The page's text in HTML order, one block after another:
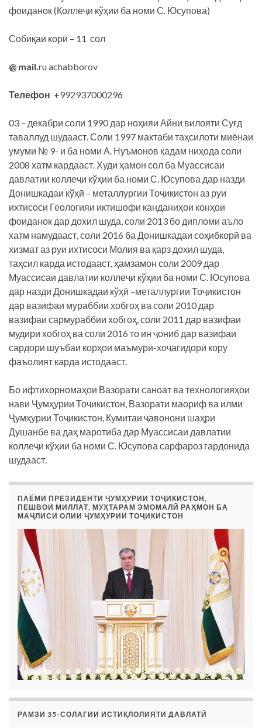
фоиданок (Коллеҷи кўҳии ба номи С. Юсупова)
Собиқаи корӣ – 11 сол
@ mail.ru achabborov
Телефон +992937000296
03 – декабри соли 1990 дар ноҳияи Айни вилояти Суғд
таваллуд шудааст. Соли 1997 мактаби таҳсилоти миёнаи
умуми № 9- и ба номи А. Нуъмонов қадам ниҳода соли
2008 хатм кардааст. Худи ҳамон сол ба Муассисаи
давлатии коллеҷи кўҳии ба номи С. Юсупова дар назди
Донишкадаи кўҳӣ – металлургии Тоҷикистон аз руи
ихтисоси Геологияи иктишофи канданиҳои конҳои
фоиданок дар дохил шуда, соли 2013 бо дипломи аъло
хатм намудааст, соли 2016 ба Донишкадаи соҳибкорӣ ва
хизмат аз руи ихтисоси Молия ва қарз дохил шуда,
таҳсил карда истодааст, ҳамзамон соли 2009 дар
Муассисаи давлатии коллеҷи кўҳии ба номи С. Юсупова
дар назди Донишкадаи кўҳӣ –металлургии Тоҷикистон
дар вазифаи мураббии хобгоҳ ва соли 2010 дар
вазифаи сармураббии хобгоҳ, соли 2011 дар вазифаи
мудири хобгоҳ ва соли 2016 то ин ҷониб дар вазифаи
сардори шуъбаи корҳои маъмурӣ-хоҷагидорӣ кору
фаъолият карда истодааст.
Бо ифтихорномаҳои Вазорати саноат ва технологияҳои
нави Ҷумҳурии Тоҷикистон, Вазорати маориф ва илми
Ҷумҳурии Тоҷикистон, Кумитаи ҷавонони шаҳри
Душанбе ва даҳ маротиба дар Муассисаи давлатии
коллеҷи кўҳии ба номи С. Юсупова сарфароз гардонида
шудааст.
ПАЁМИ ПРЕЗИДЕНТИ ҶУМҲУРИИ ТОҶИКИСТОН,
ПЕШВОИ МИЛЛАТ, МУҲТАРАМ ЭМОМАЛӢ РАҲМОН БА
МАҶЛИСИ ОЛИИ ҶУМҲУРИИ ТОҶИКИСТОН
РАМЗИ 35-СОЛАГИИ ИСТИҚЛОЛИЯТИ ДАВЛАТӢ